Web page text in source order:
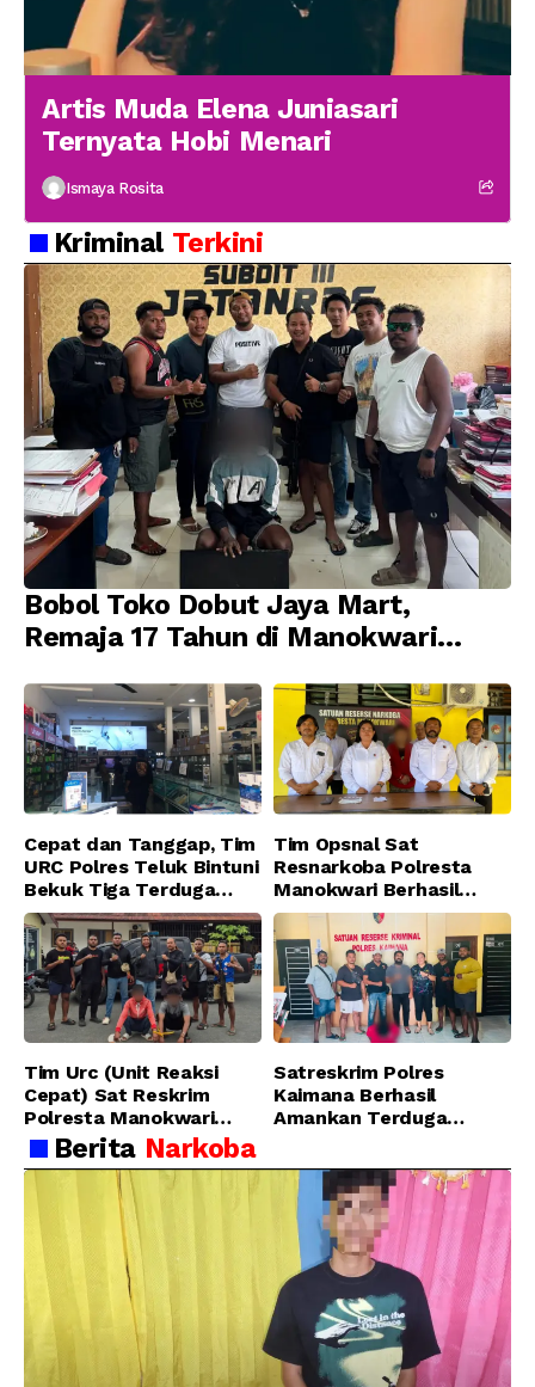
Artis Muda Elena Juniasari
Ternyata Hobi Menari
Ismaya Rosita
Kriminal Terkini
Bobol Toko Dobut Jaya Mart,
Remaja 17 Tahun di Manokwari
Jatanras Polda Papua Barat
Cepat dan Tanggap, Tim
URC Polres Teluk Bintuni
Bekuk Tiga Terduga
Pelaku Pencurian di SMA
Sanawesen
Tim Opsnal Sat
Resnarkoba Polresta
Manokwari Berhasil
Ungkap Kasus Tindak
Pidana Narkotika
Golongan I Jenis Shabu
di SP 4 Distrik Prafi kab.
Manokwari
Tim Urc (Unit Reaksi
Cepat) Sat Reskrim
Polresta Manokwari
Berhasil Tangkap 2
Pelaku Pengeroyokan di
Taman Ria kab.
Manokwari
Satreskrim Polres
Kaimana Berhasil
Amankan Terduga
Menggunakan Senjata
Tajam
Berita Narkoba